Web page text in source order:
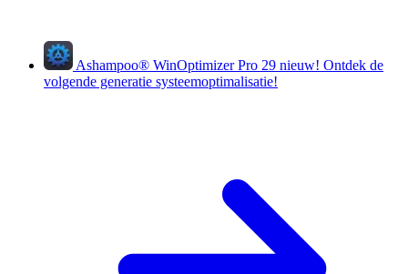
Ashampoo® WinOptimizer Pro 29 nieuw! Ontdek de
volgende generatie systeemoptimalisatie!